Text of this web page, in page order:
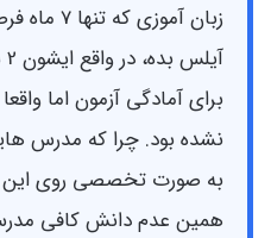
زبان
برای آمادگی آزمون اما
نشده بود. چرا که مدرس
به صورت تخصصی روی این
همین عدم دانش کافی